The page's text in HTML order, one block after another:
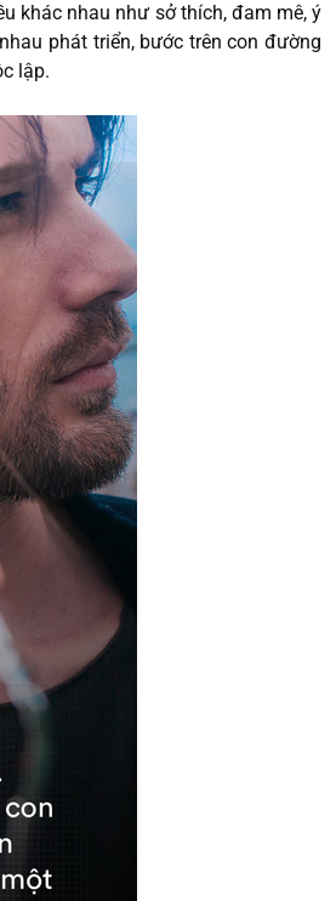
khác nhau như sở thích, đam mê, ý
phát triển, bước trên con đường
lập.